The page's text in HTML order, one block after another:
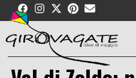
Skip
content